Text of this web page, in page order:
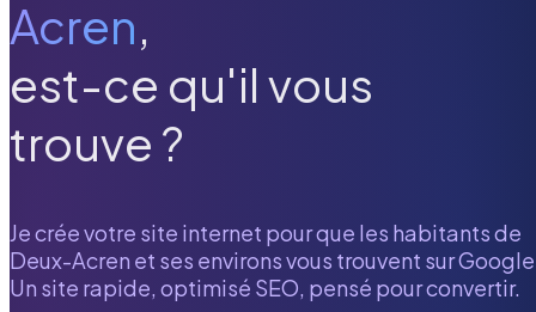
Acren,
est-ce qu'il vous
trouve ?
Je crée votre site internet pour que les habitants de
Deux-Acren et ses environs vous trouvent sur
Un site rapide, optimisé SEO, pensé pour convertir.